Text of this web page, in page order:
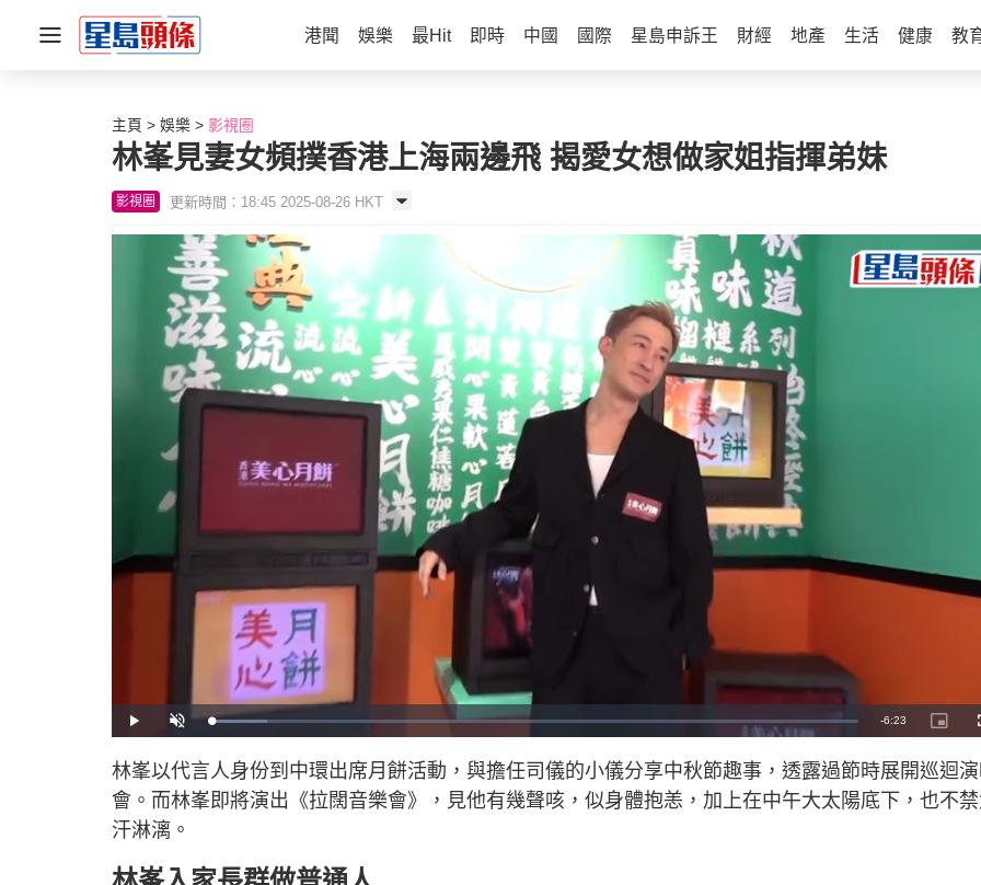
港聞 娛樂 最Hit 即時 中國 國際 星島申訴王 財經 地產 生活 健康 教
主頁 娛樂 影視圈
林峯見妻女頻撲香港上海兩邊飛 揭愛女想做家姐指揮弟妹
影視圈 更新時間：18:45 2025-08-26 HKT
P
l
U
n
u
t
L
o
e
d
:
8
.
R
-6:23
P
i
t
u
r
e
-
林峯以代言人身份到中環出席月餅活動，與擔任司儀的小儀分享中秋節趣事，透露過節時展開巡迴
會。而林峯即將演出《拉闊音樂會》，見他有幾聲咳，似身體抱恙，加上在中午大太陽底下，也不
汗淋漓。